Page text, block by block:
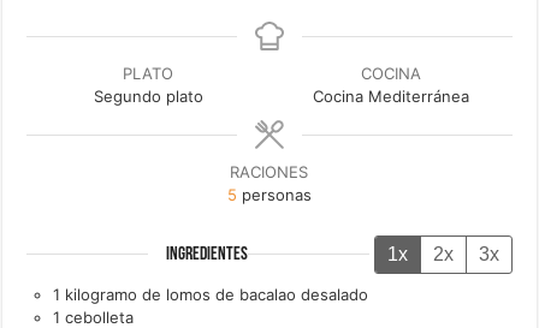
PLATO
Segundo plato
COCINA
Cocina Mediterránea
RACIONES
5 personas
INGREDIENTES 1x 2x 3x
1 kilogramo de lomos de bacalao desalado
1 cebolleta